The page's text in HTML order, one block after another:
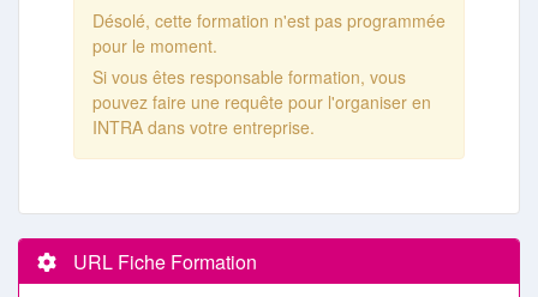
Désolé, cette formation n'est pas programmée
pour le moment.
Si vous êtes responsable formation, vous
pouvez faire une requête pour l'organiser en
INTRA dans votre entreprise.
URL Fiche Formation